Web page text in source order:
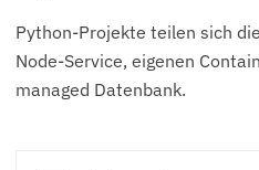
Python-Projekte teilen sich
Node-Service, eigenen
managed Datenbank.